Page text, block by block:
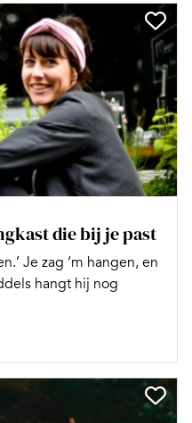
die bij je past
Je zag ‘m hangen, en
hangt hij nog